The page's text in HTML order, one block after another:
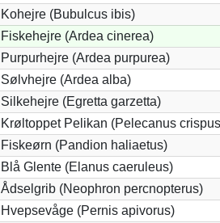
Kohejre (Bubulcus ibis)
Fiskehejre (Ardea cinerea)
Purpurhejre (Ardea purpurea)
Sølvhejre (Ardea alba)
Silkehejre (Egretta garzetta)
Krøltoppet Pelikan (Pelecanus
Fiskeørn (Pandion haliaetus)
Blå Glente (Elanus caeruleus)
Ådselgrib (Neophron percnopterus)
Hvepsevåge (Pernis apivorus)